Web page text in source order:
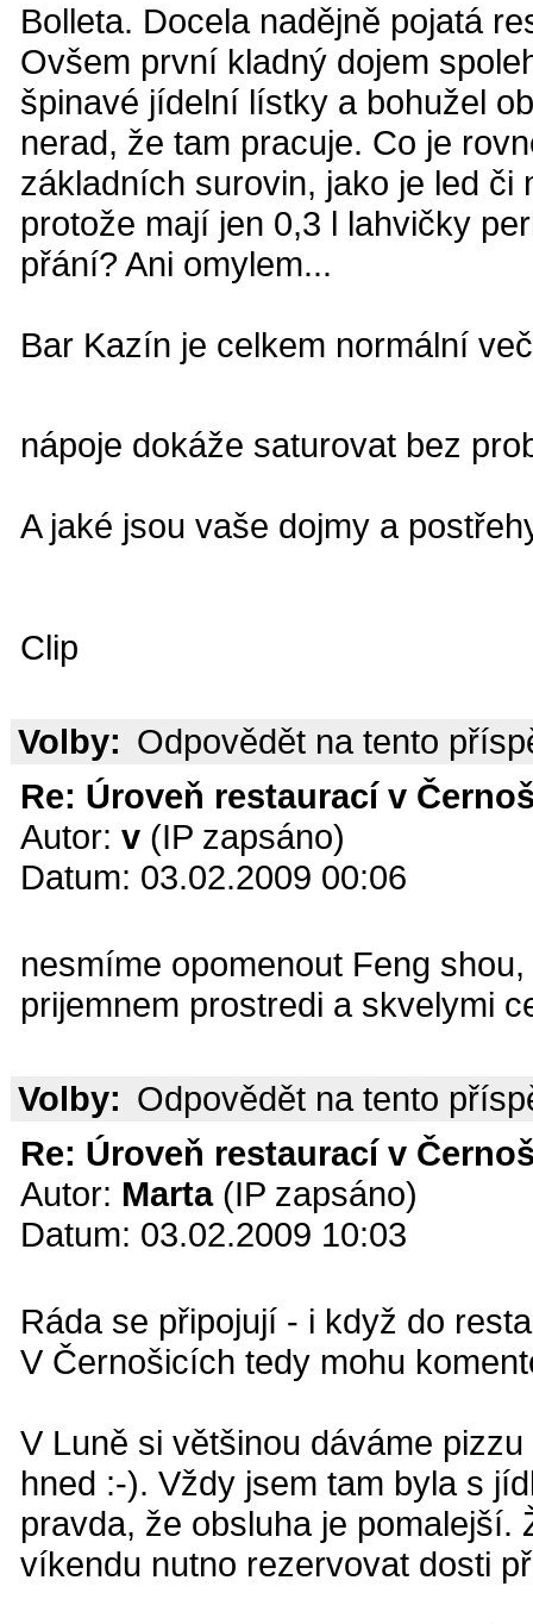
Bolleta. Docela nadějně pojatá
Ovšem první kladný dojem
špinavé jídelní lístky a bohužel
nerad, že tam pracuje. Co je
základních surovin, jako je led či
protože mají jen 0,3 l lahvičky
přání? Ani omylem...
Bar Kazín je celkem normální
nápoje dokáže saturovat bez
A jaké jsou vaše dojmy a
Clip
Volby: Odpovědět na tento
Re: Úroveň restaurací v
Autor: v (IP zapsáno)
Datum: 03.02.2009 00:06
nesmíme opomenout Feng
prijemnem prostredi a skvelymi
Volby: Odpovědět na tento
Re: Úroveň restaurací v
Autor: Marta(IP zapsáno)
Datum: 03.02.2009 10:03
Ráda se připojují - i když do
V Černošicích tedy mohu
V Luně si většinou dáváme
hned :-). Vždy jsem tam byla s
pravda, že obsluha je
víkendu nutno rezervovat dosti